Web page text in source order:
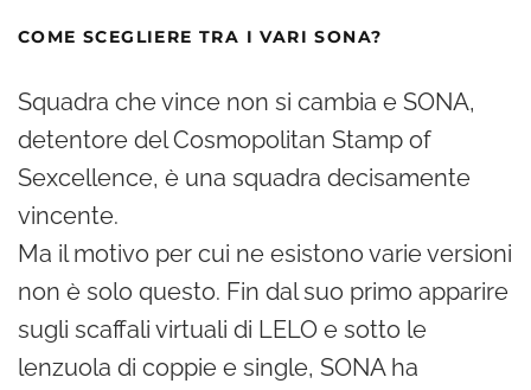
COME SCEGLIERE TRA I VARI SONA?
Squadra che vince non si cambia e SONA,
detentore del Cosmopolitan Stamp of
Sexcellence, è una squadra decisamente
vincente.
Ma il motivo per cui ne esistono varie versioni
non è solo questo. Fin dal suo primo apparire
sugli scaffali virtuali di LELO e sotto le
lenzuola di coppie e single, SONA ha